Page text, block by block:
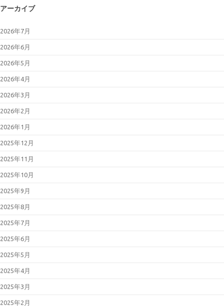
アーカイブ
2026年7月
2026年6月
2026年5月
2026年4月
2026年3月
2026年2月
2026年1月
2025年12月
2025年11月
2025年10月
2025年9月
2025年8月
2025年7月
2025年6月
2025年5月
2025年4月
2025年3月
2025年2月